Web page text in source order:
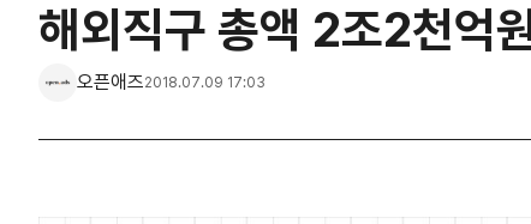
해외직구 총액 2조2천억
오픈애즈2018.07.09 17:03